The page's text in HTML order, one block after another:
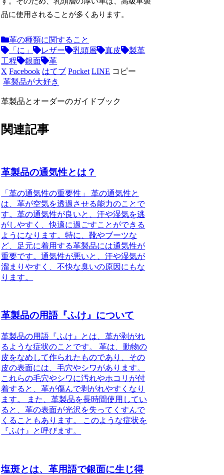
品に使用されることが多くあります。
革の種類に関すること
「に」
レザー 乳頭層 真皮
製革
工程
銀面
革
X Facebook はてブ Pocket LINE コピー
革製品が大好き
革製品とオーダーのガイドブック
関連記事
革製品の通気性とは？
「革の通気性の重要性」 革の通気性と
は、革が空気を透過させる能力のことで
す。革の通気性が良いと、汗や湿気を逃
がしやすく、快適に過ごすことができる
ようになります。特に、靴やブーツな
ど、足元に着用する革製品には通気性が
重要です。通気性が悪いと、汗や湿気が
溜まりやすく、不快な臭いの原因にもな
ります。
革製品の用語『ふけ』について
革製品の用語『ふけ』とは、革が剥がれ
るような症状のことです。 革は、動物の
皮をなめして作られたものであり、その
皮の表面には、毛穴やシワがあります。
これらの毛穴やシワに汚れやホコリが付
着すると、革が傷んで剥がれやすくなり
ます。 また、革製品を長時間使用してい
ると、革の表面が光沢を失ってくすんで
くることもあります。 このような症状を
『ふけ』と呼びます。
塩斑とは、革用語で銀面に生じ得